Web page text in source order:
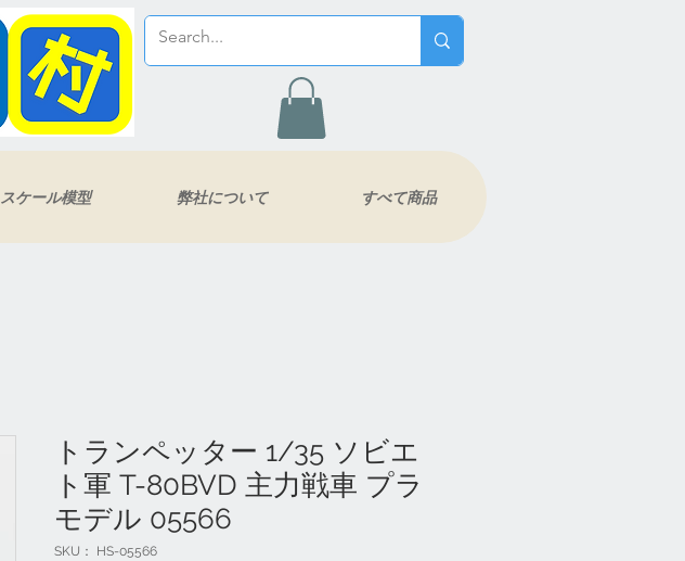
スケール模型 弊社について すべて商品
トランペッター 1/35 ソビエ
ト軍 T-80BVD 主力戦車 プラ
モデル 05566
SKU： HS-05566